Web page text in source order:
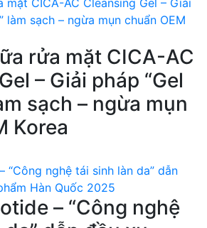
rửa mặt CICA-AC
– Giải pháp “Gel
sạch – ngừa mụn
Korea
– “Công nghệ